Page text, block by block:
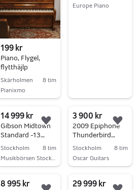
199 kr
Piano, Flygel,
flytthäjlp
Skärholmen
8 tim
Pianixmo
Europe Piano
14 999 kr
Gibson Midtown
Standard -13
(Begagnad)
Stockholm
8 tim
Musikbörsen Stockholm
Lägg till i favoriter.
3 900 kr
2009 Epiphone
Thunderbird
sunburst
Stockholm
8 tim
Oscar Guitars
8 995 kr
29 999 kr